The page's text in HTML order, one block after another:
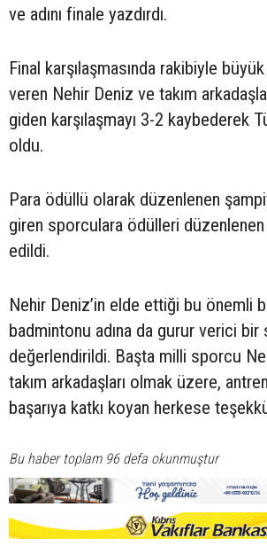
ve adını finale yazdırdı.
Final karşılaşmasında rakibiyle
veren Nehir Deniz ve takım
giden karşılaşmayı 3-2 kaybederek
oldu.
Para ödüllü olarak düzenlenen
giren sporculara ödülleri
edildi.
Nehir Deniz’in elde ettiği bu önemli
badmintonu adına da gurur verici
değerlendirildi. Başta milli sporcu
takım arkadaşları olmak üzere,
başarıya katkı koyan herkese
Bu haber toplam 96 defa okunmuştur